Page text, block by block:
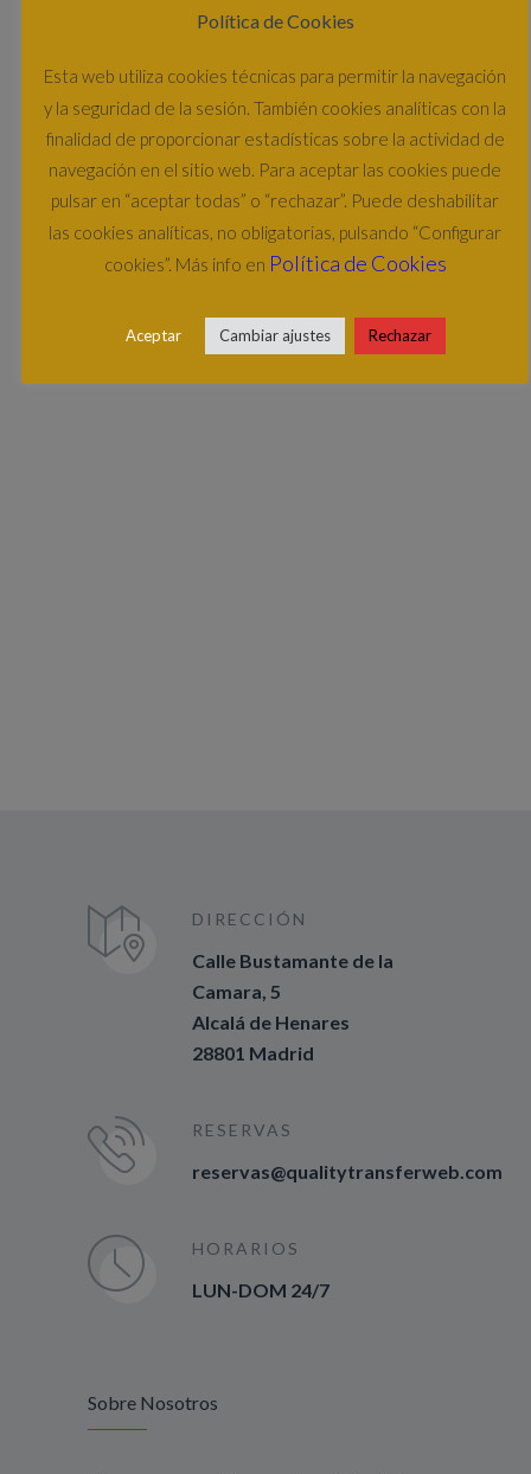
Turísticos y conoce a detalle
DIRECCIÓN
Calle Bustamante de la
Camara, 5
Alcalá de Henares
28801 Madrid
RESERVAS
reservas@qualitytransferweb.com
HORARIOS
LUN-DOM 24/7
Sobre Nosotros
Política de Cookies
Esta web utiliza cookies técnicas para permitir la navegación
y la seguridad de la sesión. También cookies analíticas con la
finalidad de proporcionar estadísticas sobre la actividad de
navegación en el sitio web. Para aceptar las cookies puede
pulsar en “aceptar todas” o “rechazar”. Puede deshabilitar
las cookies analíticas, no obligatorias, pulsando “Configurar
cookies”. Más info en Política de Cookies
Aceptar Cambiar ajustes Rechazar